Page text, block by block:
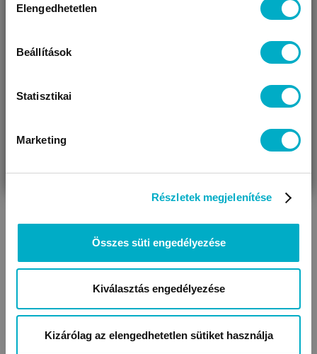
kiválasztása
Elengedhetetlen
Beállítások
Statisztikai
Marketing
Részletek megjelenítése
Összes süti engedélyezése
Kiválasztás engedélyezése
Kizárólag az elengedhetetlen sütiket használja
Úgy látjuk, most jársz nálunk először!
VÁRANDÓS
AJÁNDÉKOT